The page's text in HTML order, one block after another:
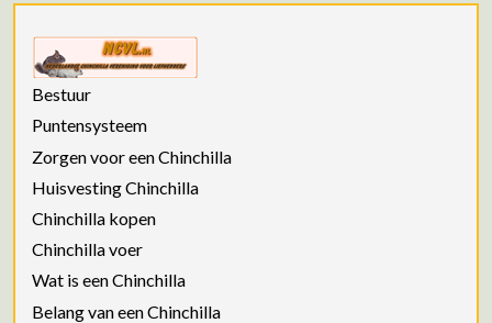
Bestuur
Puntensysteem
Zorgen voor een Chinchilla
Huisvesting Chinchilla
Chinchilla kopen
Chinchilla voer
Wat is een Chinchilla
Belang van een Chinchilla